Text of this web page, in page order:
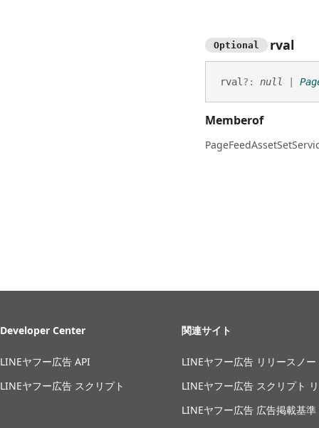
Optional rval
rval ?: null
Memberof
Developer Center
LINEヤフー広告 API
LINEヤフー広告 スクリプト
関連サイト
LINEヤフー広告 リリースノー
LINEヤフー広告 スクリプト
LINEヤフー広告 広告掲載基準